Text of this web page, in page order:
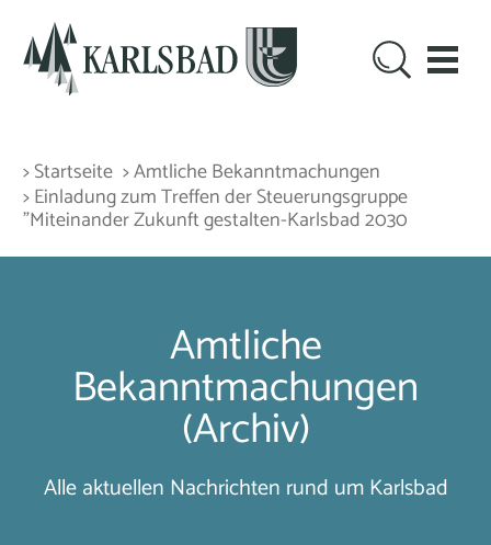
> Startseite > Amtliche Bekanntmachungen
> Einladung zum Treffen der Steuerungsgruppe
"Miteinander Zukunft gestalten-Karlsbad 2030
Amtliche
Bekanntmachungen
(Archiv)
Alle aktuellen Nachrichten rund um Karlsbad